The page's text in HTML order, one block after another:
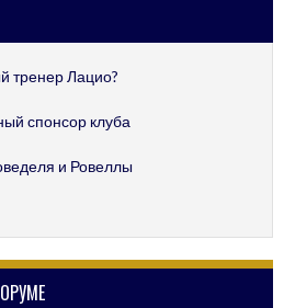
тренер Лацио?
спонсор клуба
и Ровеллы